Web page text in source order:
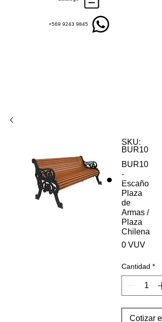
+569 9243 9845
SKU:
BUR10
BUR10
-
Escaño
Plaza
de
Armas /
Plaza
Chilena
0 VUV
Cantidad *
Cotizar